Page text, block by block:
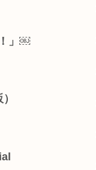
」￼